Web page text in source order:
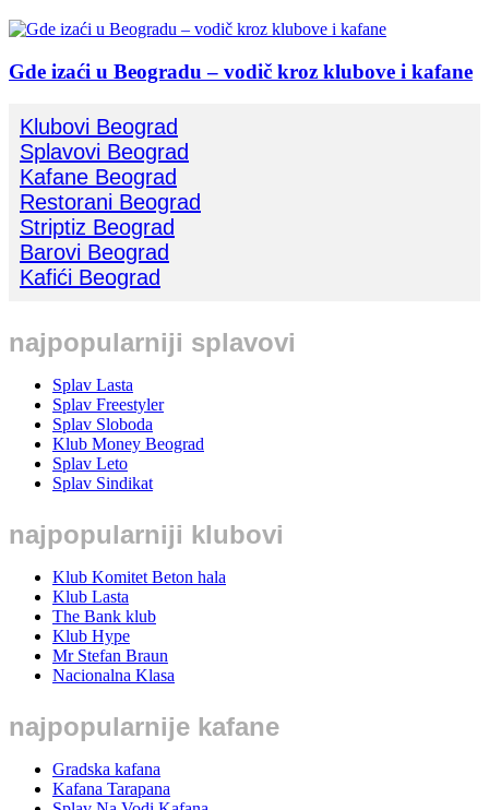
Gde izaći u Beogradu – vodič kroz klubove i kafane
Klubovi Beograd
Splavovi Beograd
Kafane Beograd
Restorani Beograd
Striptiz Beograd
Barovi Beograd
Kafići Beograd
najpopularniji splavovi
Splav Lasta
Splav Freestyler
Splav Sloboda
Klub Money Beograd
Splav Leto
Splav Sindikat
najpopularniji klubovi
Klub Komitet Beton hala
Klub Lasta
The Bank klub
Klub Hype
Mr Stefan Braun
Nacionalna Klasa
najpopularnije kafane
Gradska kafana
Kafana Tarapana